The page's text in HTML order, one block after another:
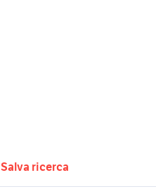
Salva ricerca